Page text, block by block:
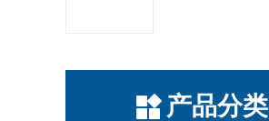
产品分类